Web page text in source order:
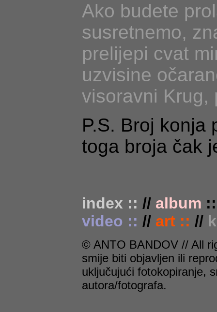
Ako budete
susretnemo,
prelijepi cvat
uzvisine
visoravni Krug,
P.S. Broj konja
toga broja čak
index :: // album
video :: // art :: //
© ANTO BANDOV // All
smije biti objavljen ili
uključujući fotokopiranje,
autora/fotografa.